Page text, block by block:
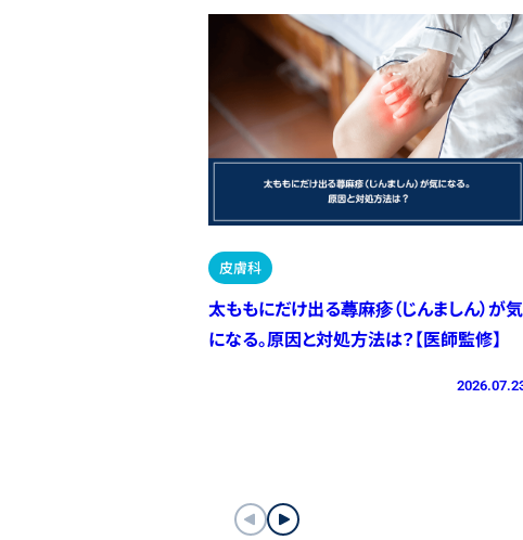
皮膚科
太ももにだけ出る蕁麻疹（じんましん）が気
になる。原因と対処方法は？【医師監修】